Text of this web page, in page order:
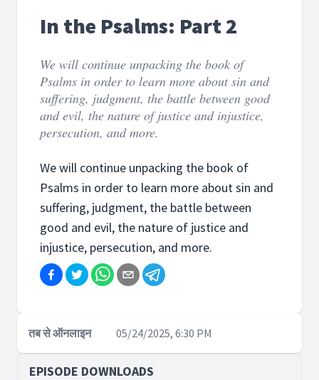
In the Psalms: Part 2
We will continue unpacking the book of
Psalms in order to learn more about sin and
suffering, judgment, the battle between good
and evil, the nature of justice and injustice,
persecution, and more.
We will continue unpacking the book of
Psalms in order to learn more about sin and
suffering, judgment, the battle between
good and evil, the nature of justice and
injustice, persecution, and more.
तब से ऑनलाइन 05/24/2025, 6:30 PM
EPISODE DOWNLOADS